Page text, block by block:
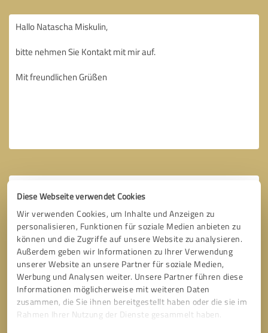
Diese Webseite verwendet Cookies
Wir verwenden Cookies, um Inhalte und Anzeigen zu
personalisieren, Funktionen für soziale Medien anbieten zu
können und die Zugriffe auf unsere Website zu analysieren.
Außerdem geben wir Informationen zu Ihrer Verwendung
unserer Website an unsere Partner für soziale Medien,
Werbung und Analysen weiter. Unsere Partner führen diese
Informationen möglicherweise mit weiteren Daten
zusammen, die Sie ihnen bereitgestellt haben oder die sie im
Rahmen Ihrer Nutzung der Dienste gesammelt haben.
Bitte um Rückruf * Erforderliche Angaben
Nachricht senden
Ich stimme den Datenschutzbestimmungen zu.